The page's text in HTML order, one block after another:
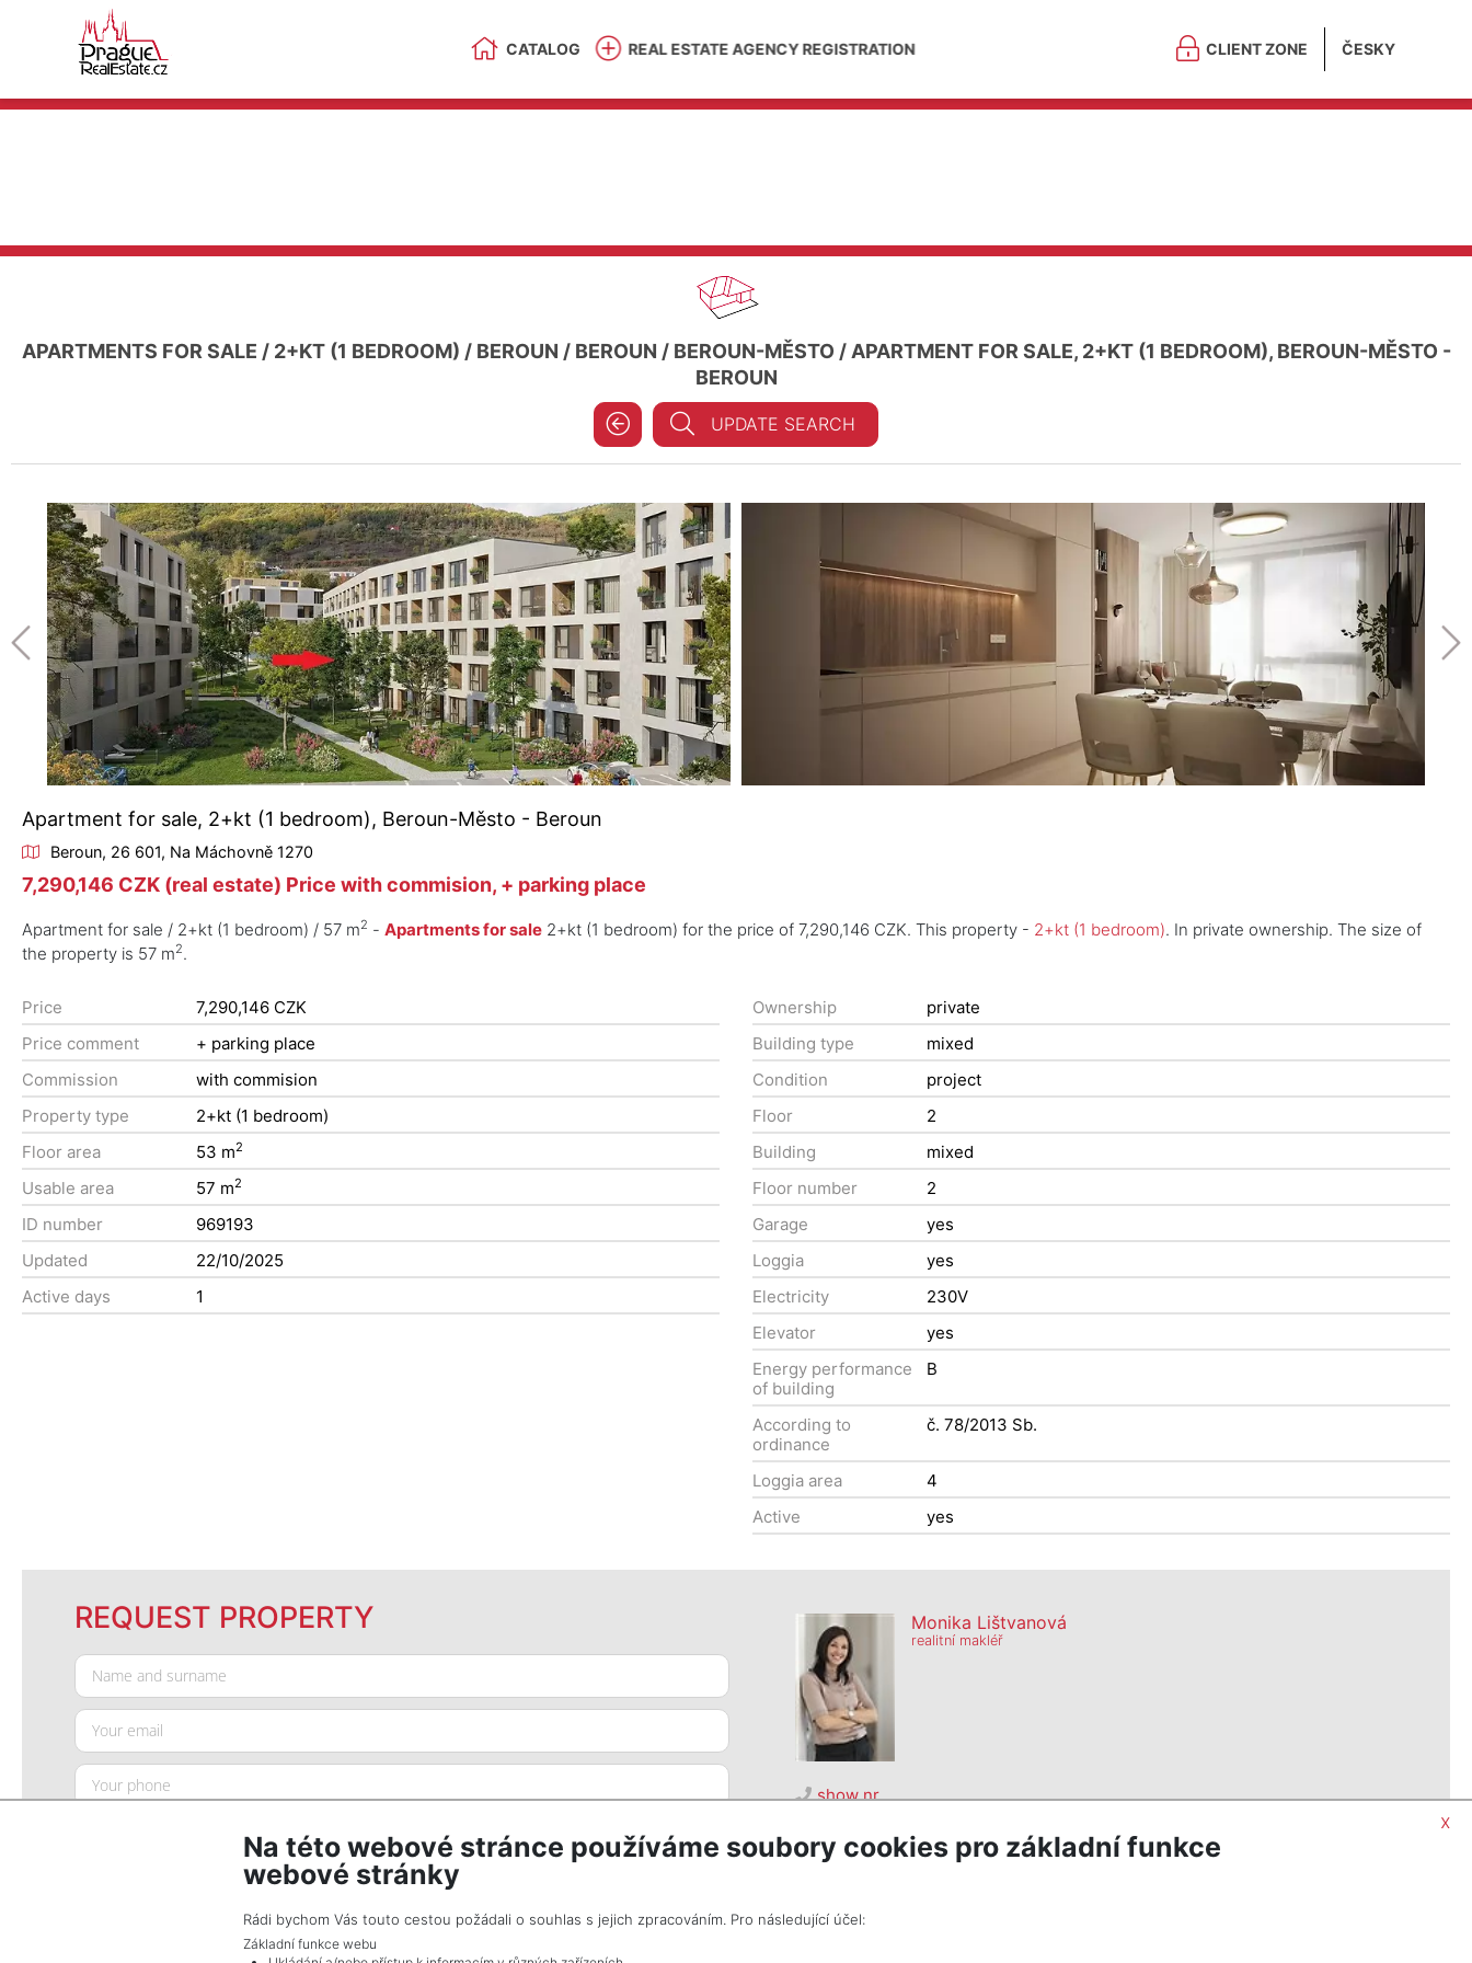
CATALOG REAL ESTATE AGENCY REGISTRATION CLIENT ZONE ČESKY
APARTMENTS FOR SALE / 2+KT (1 BEDROOM) / BEROUN / BEROUN / BEROUN-MĚSTO / APARTMENT FOR SALE, 2+KT (1 BEDROOM), BEROUN-MĚSTO -
BEROUN
UPDATE SEARCH
Apartment for sale, 2+kt (1 bedroom), Beroun-Město - Beroun
Beroun, 26 601, Na Máchovně 1270
7,290,146 CZK (real estate) Price with commision, + parking place
Apartment for sale / 2+kt (1 bedroom) / 57 m2 - Apartments for sale 2+kt (1 bedroom) for the price of 7,290,146 CZK. This property - 2+kt (1 bedroom). In private ownership. The size of
the property is 57 m2.
Price
7,290,146 CZK
Price comment
+ parking place
Commission
with commision
Property type
2+kt (1 bedroom)
Floor area
53 m2
Usable area 57 m2
ID number
969193
Updated
22/10/2025
Active days
1
Ownership
private
Building type
mixed
Condition
project
Floor
2
Building
mixed
Floor number
2
Garage
yes
Loggia
yes
Electricity
230V
Elevator
yes
Energy performance
of building
B
According to
ordinance
č. 78/2013 Sb.
Loggia area
4
Active
yes
REQUEST PROPERTY Monika Lištvanová
realitní makléř
show nr.
TIDE REALITY, s.r.o.
x
Na této webové stránce používáme soubory cookies pro základní funkce
webové stránky
Rádi bychom Vás touto cestou požádali o souhlas s jejich zpracováním. Pro následující účel:
Základní funkce webu